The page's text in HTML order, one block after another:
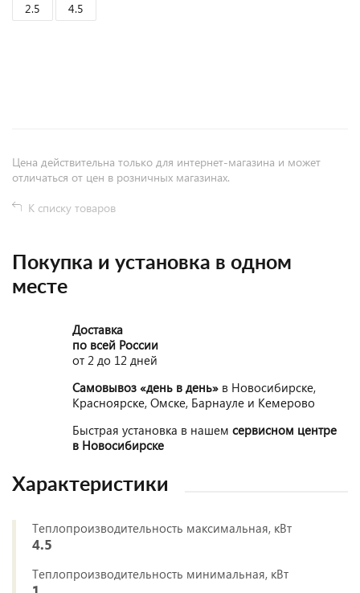
2.5 4.5
Цена действительна только для интернет-магазина и может
отличаться от цен в розничных магазинах.
К списку товаров
Покупка и установка в одном
месте
Доставка
по всей России
от 2 до 12 дней
Самовывоз «день в день» в Новосибирске,
Красноярске, Омске, Барнауле и Кемерово
Быстрая установка в нашем сервисном центре
в Новосибирске
Характеристики
Теплопроизводительность максимальная, кВт
4.5
Теплопроизводительность минимальная, кВт